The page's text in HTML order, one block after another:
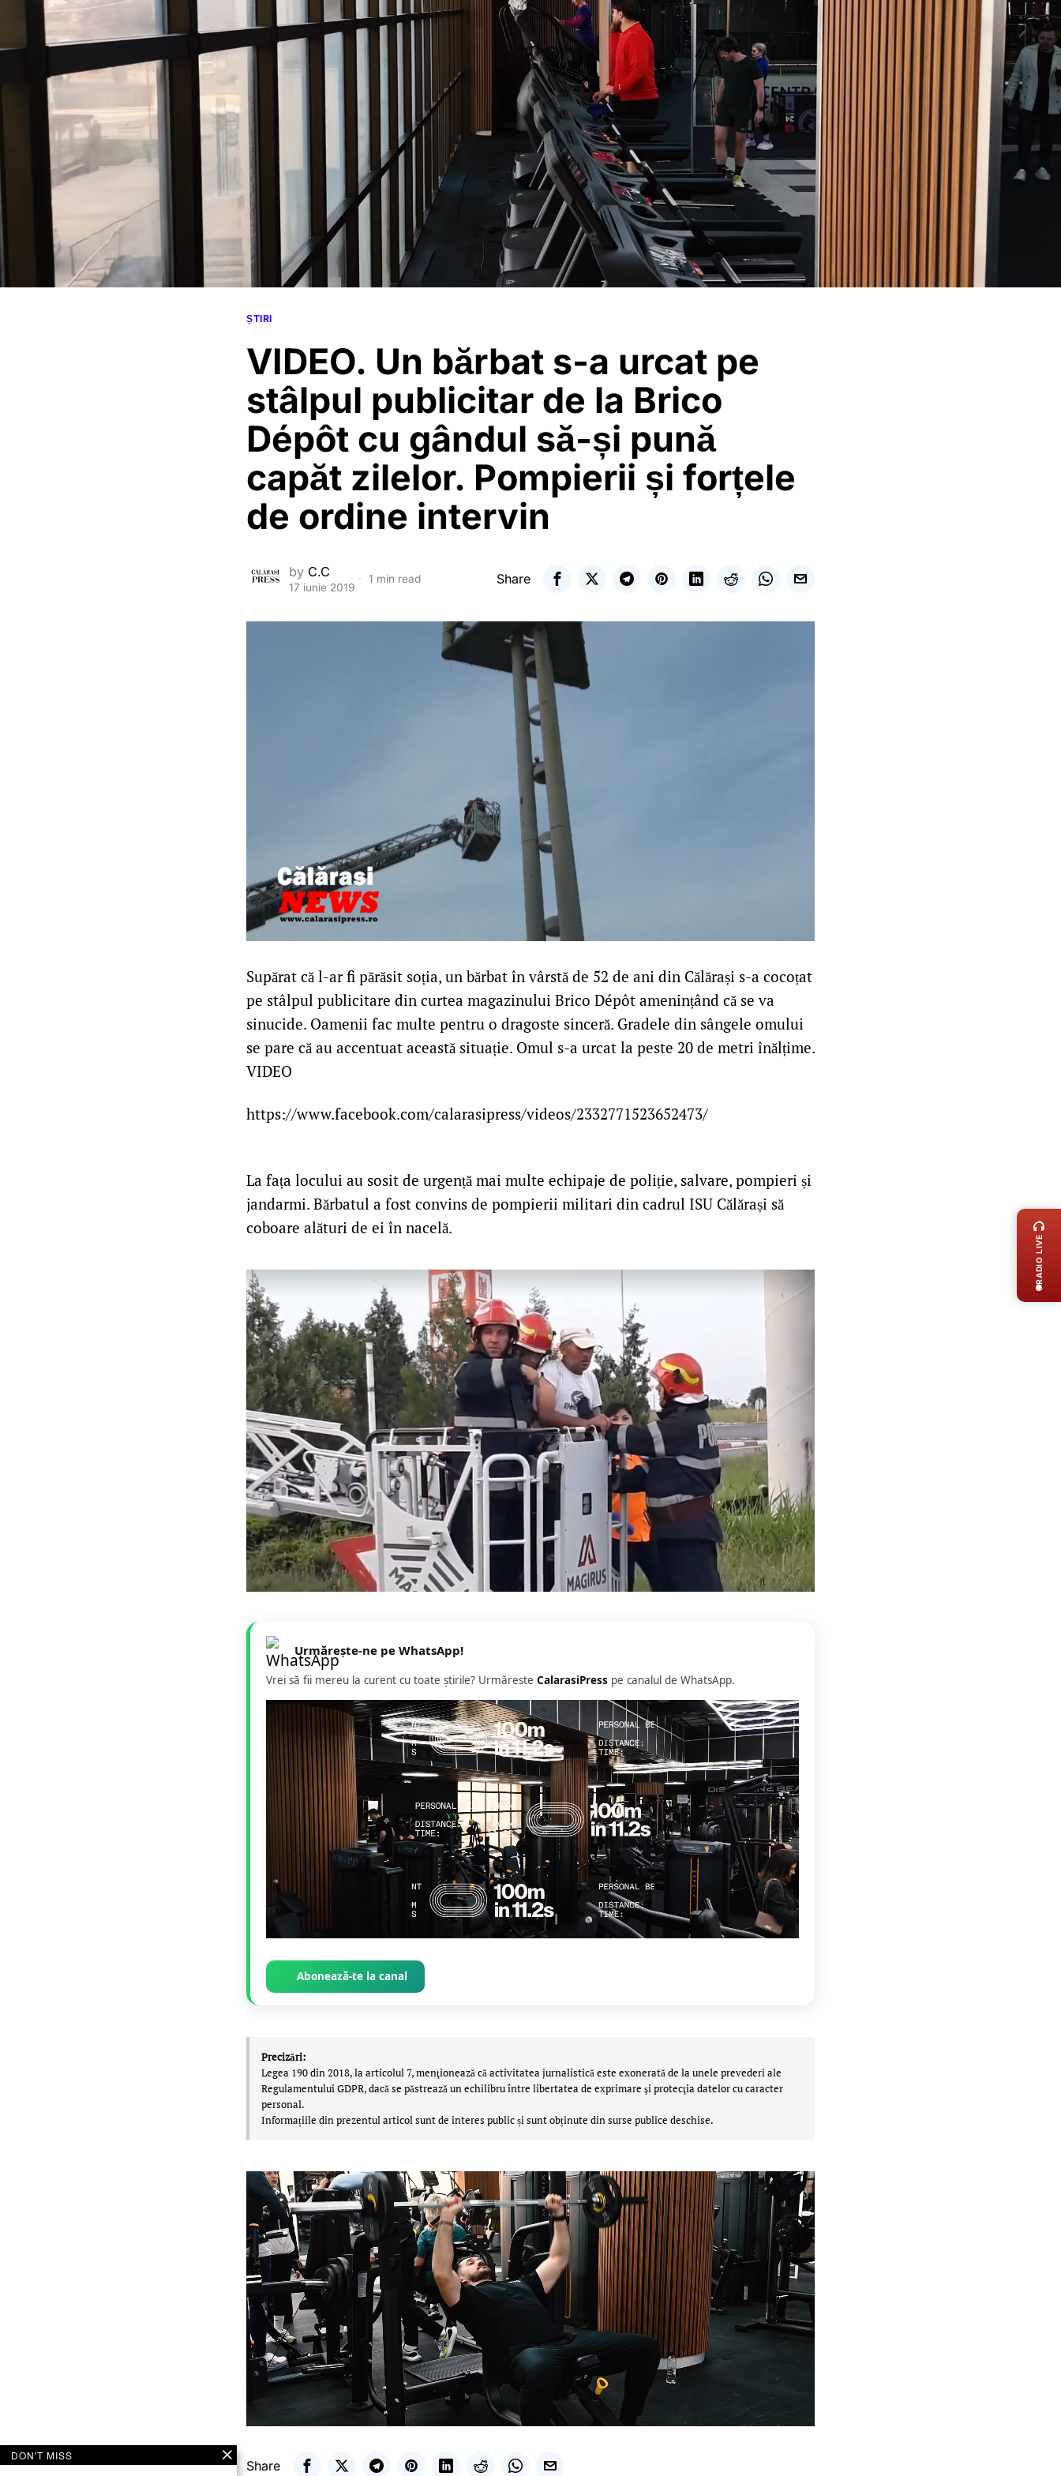
ȘTIRI
VIDEO. Un bărbat s-a urcat pe
stâlpul publicitar de la Brico
Dépôt cu gândul să-și pună
capăt zilelor. Pompierii și forțele
de ordine intervin
by C.C
17 iunie 2019
1 min read Share
Supărat că l-ar fi părăsit soția, un bărbat în vârstă de 52 de ani din Călărași s-a cocoțat
pe stâlpul publicitare din curtea magazinului Brico Dépôt amenințând că se va
sinucide. Oamenii fac multe pentru o dragoste sinceră. Gradele din sângele omului
se pare că au accentuat această situație. Omul s-a urcat la peste 20 de metri înălțime.
VIDEO
https://www.facebook.com/calarasipress/videos/2332771523652473/
La fața locului au sosit de urgență mai multe echipaje de poliție, salvare, pompieri și
jandarmi. Bărbatul a fost convins de pompierii militari din cadrul ISU Călărași să
coboare alături de ei în nacelă.
Urmărește-ne pe WhatsApp!
Vrei să fii mereu la curent cu toate știrile? Urmăreste CalarasiPress pe canalul de WhatsApp.
Abonează-te la canal
Precizări:
Legea 190 din 2018, la articolul 7, menţionează că activitatea jurnalistică este exonerată de la unele prevederi ale
Regulamentului GDPR, dacă se păstrează un echilibru între libertatea de exprimare şi protecţia datelor cu caracter
personal.
Informațiile din prezentul articol sunt de interes public și sunt obținute din surse publice deschise.
Share
RADIO LIVE
DON'T MISS